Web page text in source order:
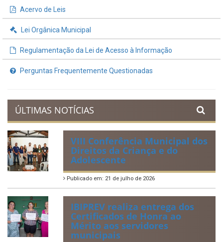
Acervo de Leis
Lei Orgânica Municipal
Regulamentação da Lei de Acesso à Informação
Perguntas Frequentemente Questionadas
ÚLTIMAS NOTÍCIAS
VIII Conferência Municipal dos
Direitos da Criança e do
Adolescente
Publicado em: 21 de julho de 2026
IBIPREV realiza entrega dos
Certificados de Honra ao
Mérito aos servidores
municipais